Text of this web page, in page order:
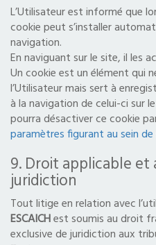
L’Utilisateur est informé que
cookie peut s’installer
navigation.
En naviguant sur le site, il les
Un cookie est un élément qui
l’Utilisateur mais sert à
à la navigation de celui-ci sur
pourra désactiver ce cookie
paramètres figurant au sein
9. Droit applicable
juridiction
Tout litige en relation avec
ESCAICHest soumis au droit
exclusive de juridiction aux